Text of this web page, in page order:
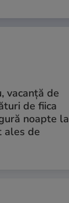
vacanță de
de fiica
noapte la
ales de